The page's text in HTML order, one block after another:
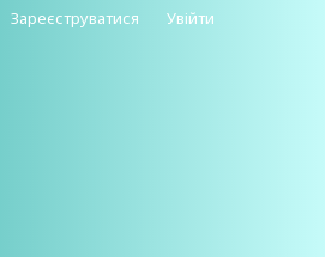
Зареєструватися Увійти